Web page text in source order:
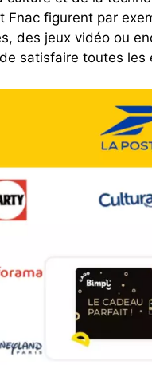
Fnac figurent par
des jeux vidéo ou
satisfaire toutes les